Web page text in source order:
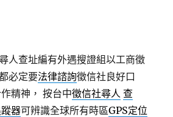
人查址編有外遇搜證組以工商徵
必定要法律諮詢徵信社良好口
精神， 按台中徵信社尋人 查
器可辨識全球所有時區GPS定位